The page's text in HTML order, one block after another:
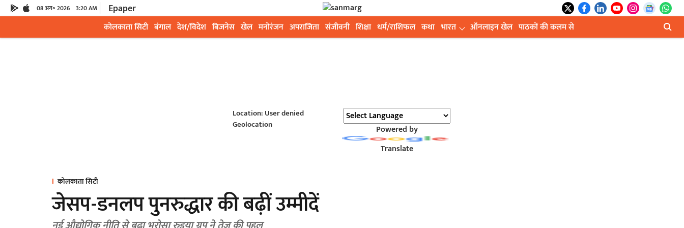
08 अग॰ 2026 3:20 AM Epaper
कोलकाता सिटी बंगाल देश/विदेश बिजनेस खेल मनोरंजन अपराजिता संजीवनी शिक्षा धर्म/राशिफल कथा भारत ऑनलाइन खेल पाठकों की कलम से
Location: User denied
Geolocation
Powered by
Translate
कोलकाता सिटी
जेसप-डनलप पुनरुद्धार की बढ़ीं उम्मीदें